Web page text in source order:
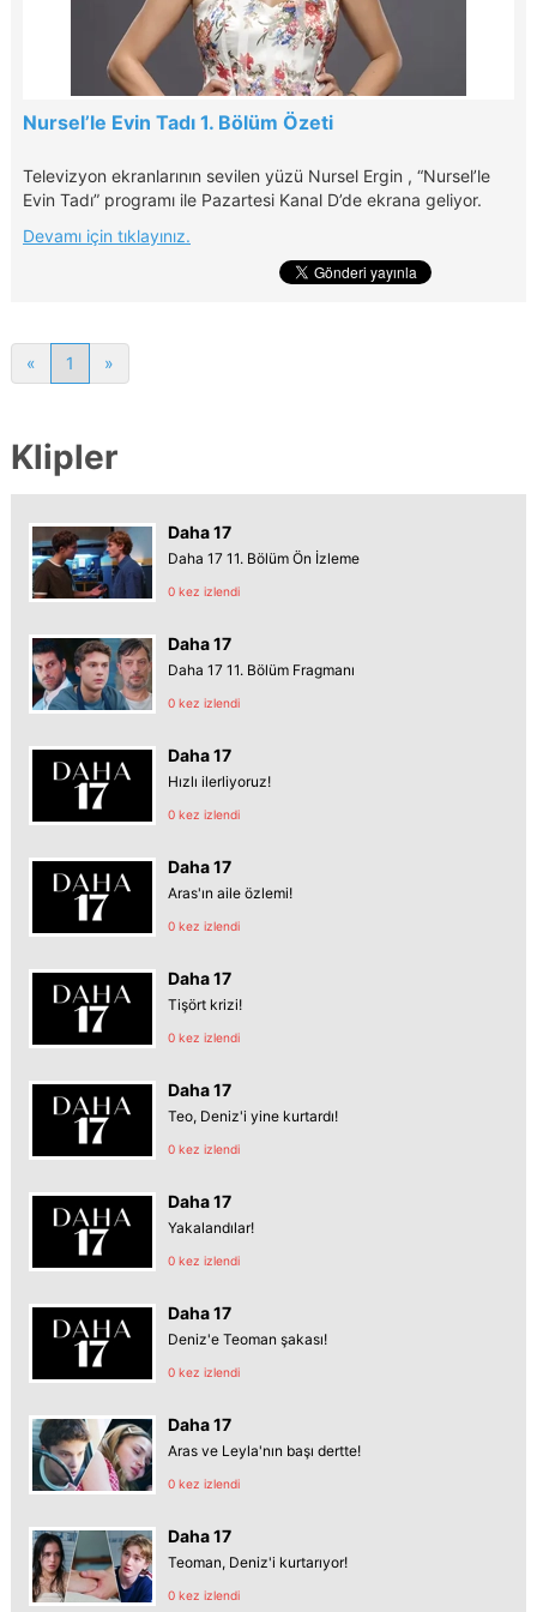
Nursel’le Evin Tadı 1. Bölüm Özeti
Televizyon ekranlarının sevilen yüzü Nursel Ergin , “Nursel’le
Evin Tadı” programı ile Pazartesi Kanal D’de ekrana geliyor.
Devamı için tıklayınız.
« 1 »
Klipler
Daha 17
Daha 17 11. Bölüm Ön İzleme
0 kez izlendi
Daha 17
Daha 17 11. Bölüm Fragmanı
0 kez izlendi
Daha 17
Hızlı ilerliyoruz!
0 kez izlendi
Daha 17
Aras'ın aile özlemi!
0 kez izlendi
Daha 17
Tişört krizi!
0 kez izlendi
Daha 17
Teo, Deniz'i yine kurtardı!
0 kez izlendi
Daha 17
Yakalandılar!
0 kez izlendi
Daha 17
Deniz'e Teoman şakası!
0 kez izlendi
Daha 17
Aras ve Leyla'nın başı dertte!
0 kez izlendi
Daha 17
Teoman, Deniz'i kurtarıyor!
0 kez izlendi